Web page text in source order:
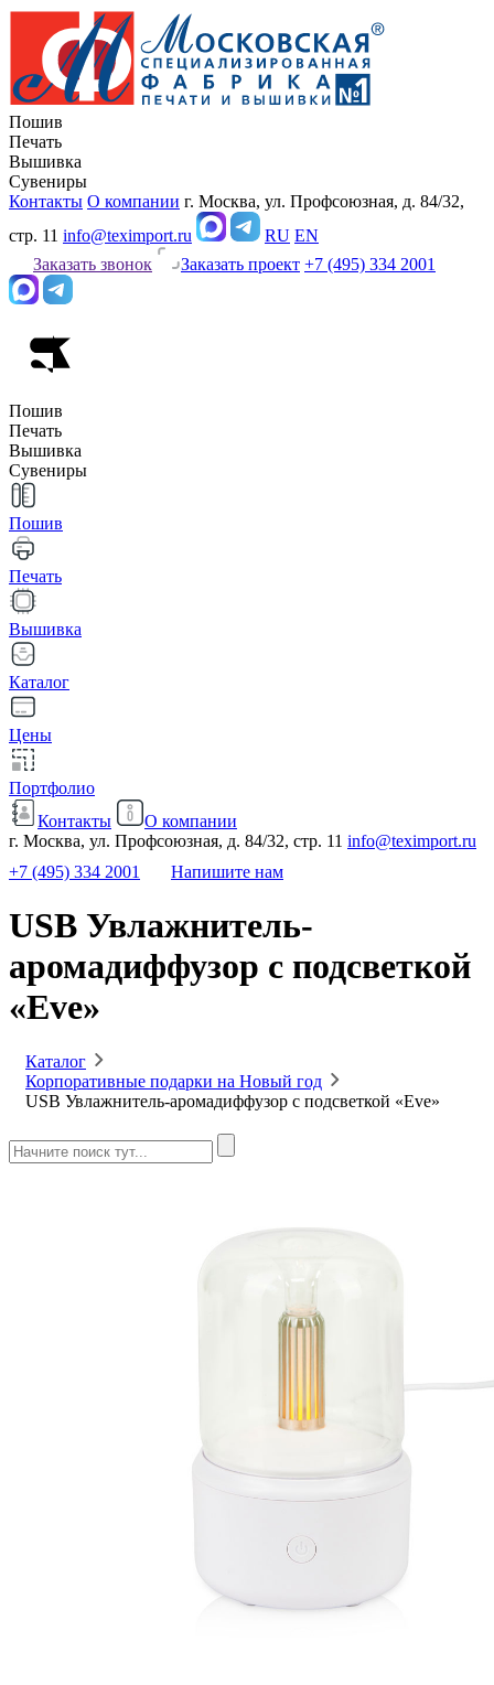
Пошив
Печать
Вышивка
Сувениры
Контакты О компании г. Москва, ул. Профсоюзная, д. 84/32,
стр. 11 info@teximport.ru RU EN
Заказать звонок
Заказать проект +7 (495) 334 2001
Пошив
Печать
Вышивка
Сувениры
Пошив
Печать
Вышивка
Каталог
Цены
Портфолио
Контакты
О компании
г. Москва, ул. Профсоюзная, д. 84/32, стр. 11 info@teximport.ru
+7 (495) 334 2001
Напишите нам
USB Увлажнитель-
аромадиффузор с подсветкой
«Eve»
Каталог
Корпоративные подарки на Новый год
USB Увлажнитель-аромадиффузор с подсветкой «Eve»